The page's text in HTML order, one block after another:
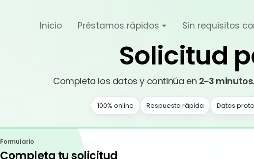
Inicio Préstamos rápidos Sin requisitos
Solicitud
Completa los datos y continúa en 2–3 minutos
100% online Respuesta rápida Datos
Formulario
Completa tu solicitud